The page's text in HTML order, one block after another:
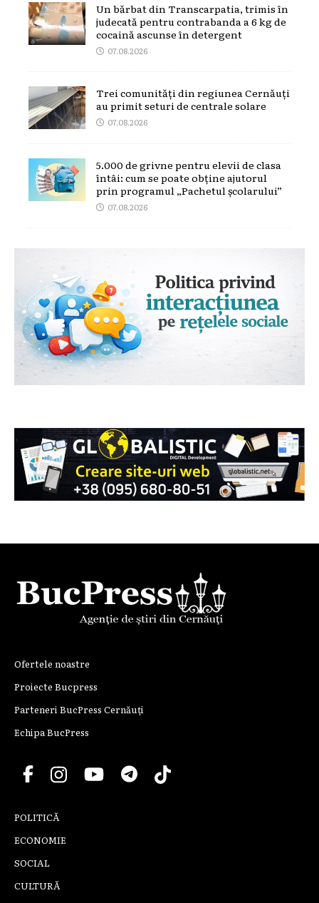
Un bărbat din Transcarpatia, trimis în
judecată pentru contrabanda a 6 kg de
cocaină ascunse în detergent
07.08.2026
Trei comunități din regiunea Cernăuți
au primit seturi de centrale solare
07.08.2026
5.000 de grivne pentru elevii de clasa
întâi: cum se poate obține ajutorul
prin programul „Pachetul școlarului”
07.08.2026
Ofertele noastre
Proiecte Bucpress
Parteneri BucPress Cernăuți
Echipa BucPress
POLITICĂ
ECONOMIE
SOCIAL
CULTURĂ